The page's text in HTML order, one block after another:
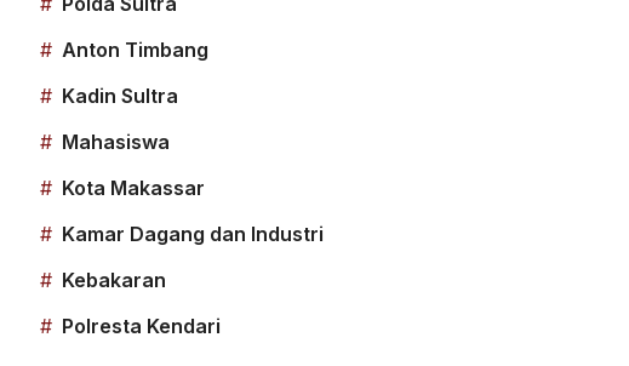
# Anton Timbang
# Kadin Sultra
# Mahasiswa
# Kota Makassar
# Kamar Dagang dan Industri
# Kebakaran
# Polresta Kendari